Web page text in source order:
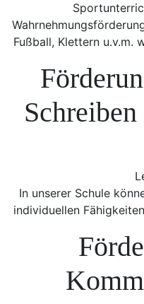
Fußball, Klettern u.v.m.
In unserer Schule
individuellen